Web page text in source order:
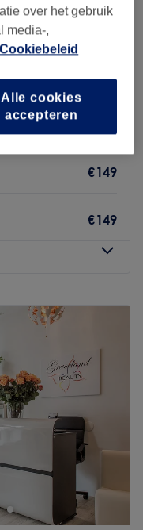
zien op de kaart
€149
€149
08:00–
08:00
08:00–17:00
08:00 –17:00
Gesloten
in
mannen en tieners,
over het gebruik
media-,
Cookiebeleid
Alle cookies
accepteren